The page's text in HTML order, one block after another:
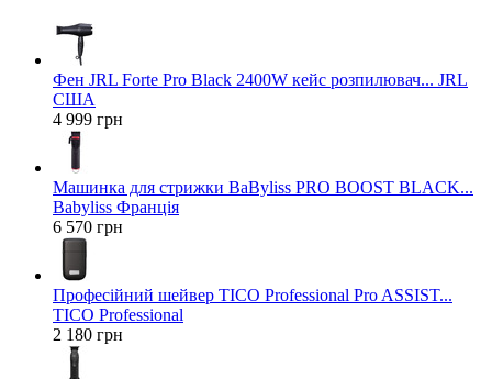
Фен JRL Forte Pro Black 2400W кейс розпилювач... JRL
США
4 999 грн
Машинка для стрижки BaByliss PRO BOOST BLACK...
Babyliss Франція
6 570 грн
Професійний шейвер TICO Professional Pro ASSIST...
TICO Professional
2 180 грн